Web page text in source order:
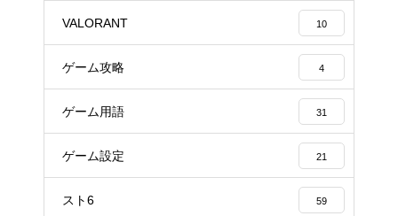
VALORANT 10
ゲーム攻略 4
ゲーム用語 31
ゲーム設定 21
スト6 59